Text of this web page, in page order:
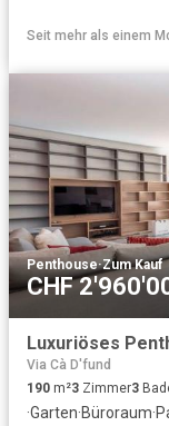
Seit mehr als einem
Penthouse·Zum Kauf
CHF
Via Cà D'fund
190 m²3 Zimmer3
·Garten·Büroraum·